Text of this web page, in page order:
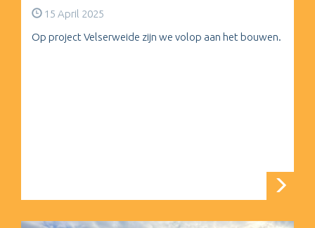
15 April 2025
Op project Velserweide zijn we volop aan het bouwen.